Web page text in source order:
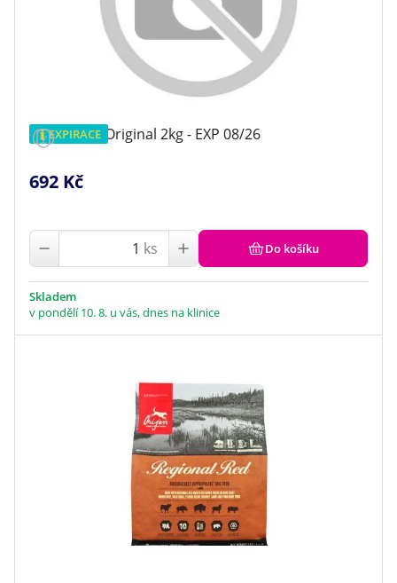
EXPIRACE
Orijen Dog Original 2kg - EXP 08/26
692 Kč
ks Do košíku
Skladem
v pondělí 10. 8. u vás, dnes na klinice